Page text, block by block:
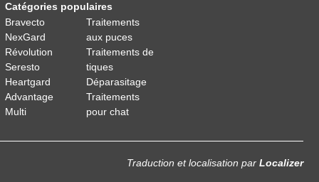
Catégories populaires
Bravecto
NexGard
Révolution
Seresto
Heartgard
Advantage
Multi
Traitements
aux puces
Traitements de
tiques
Déparasitage
Traitements
pour chat
Traduction et localisation par Localizer